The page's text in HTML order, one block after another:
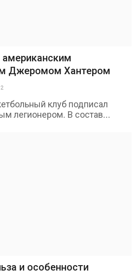
американским
Джеромом Хантером
2
клуб подписал
легионером. В состав...
и особенности